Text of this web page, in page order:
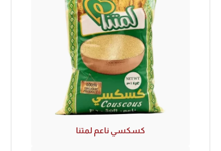
كسكسي ناعم لمتنا